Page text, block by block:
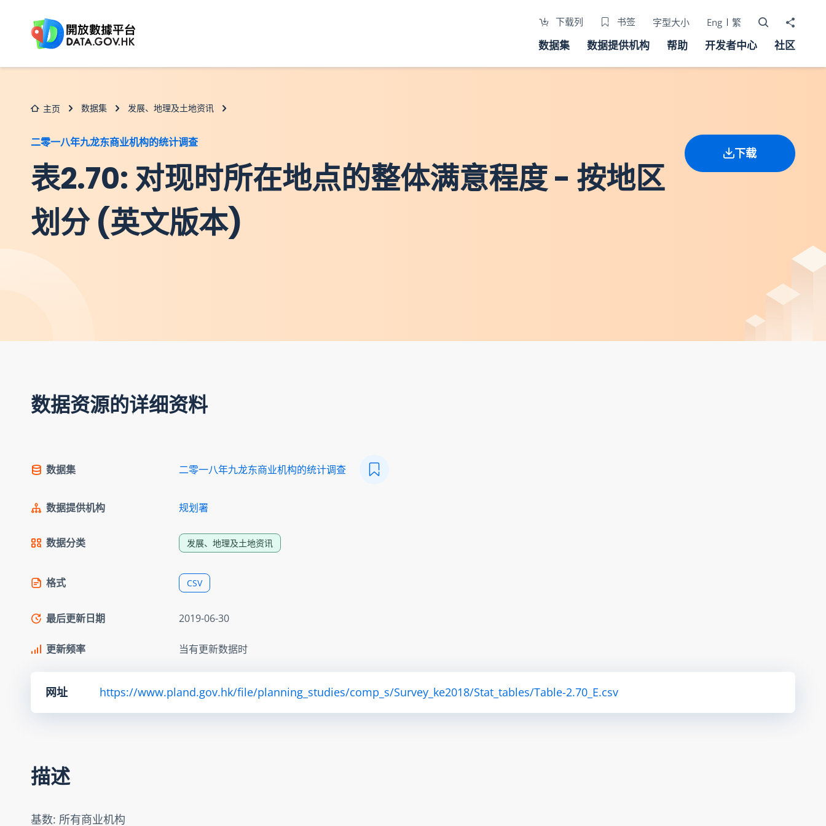
下载列 书签 字型大小 Eng 繁 打开搜寻器
分享至
数据集 数据提供机构 帮助 开发者中心 社区
主页 数据集 发展、地理及土地资讯
二零一八年九龙东商业机构的统计调查
表2.70: 对现时所在地点的整体满意程度 - 按地区
划分 (英文版本)
下载
数据资源的详细资料
数据集 二零一八年九龙东商业机构的统计调查
数据提供机构 规划署
数据分类 发展、地理及土地资讯
格式 CSV
最后更新日期 2019-06-30
更新频率 当有更新数据时
网址 https://www.pland.gov.hk/file/planning_studies/comp_s/Survey_ke2018/Stat_tables/Table-2.70_E.csv
描述
基数: 所有商业机构